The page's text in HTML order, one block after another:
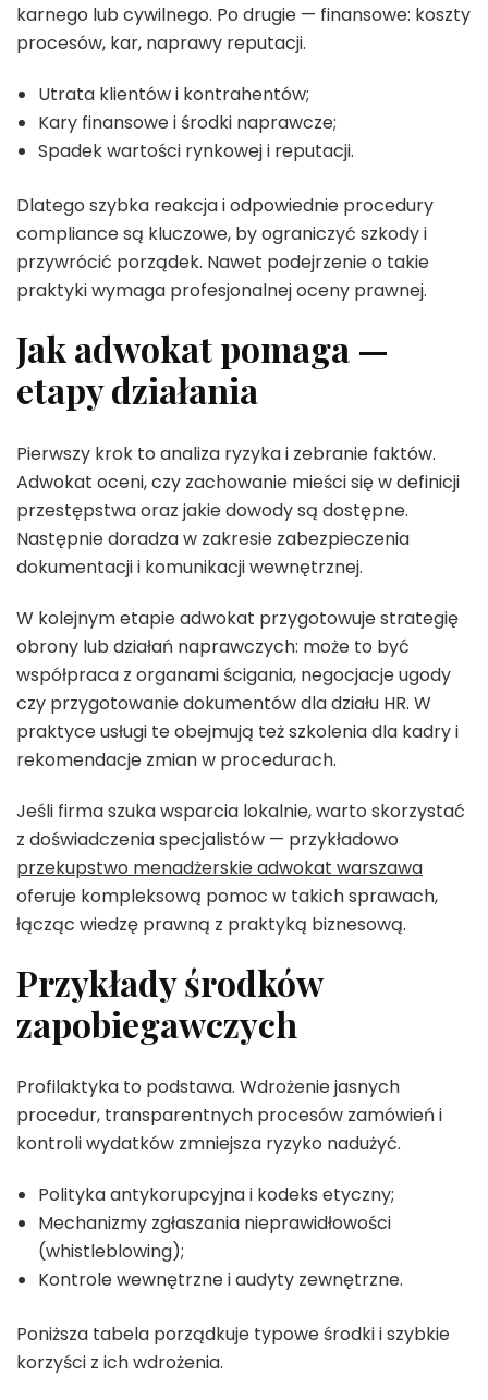
karnego lub cywilnego. Po drugie — finansowe: koszty
procesów, kar, naprawy reputacji.
Utrata klientów i kontrahentów;
Kary finansowe i środki naprawcze;
Spadek wartości rynkowej i reputacji.
Dlatego szybka reakcja i odpowiednie procedury
compliance są kluczowe, by ograniczyć szkody i
przywrócić porządek. Nawet podejrzenie o takie
praktyki wymaga profesjonalnej oceny prawnej.
Jak adwokat pomaga —
etapy działania
Pierwszy krok to analiza ryzyka i zebranie faktów.
Adwokat oceni, czy zachowanie mieści się w definicji
przestępstwa oraz jakie dowody są dostępne.
Następnie doradza w zakresie zabezpieczenia
dokumentacji i komunikacji wewnętrznej.
W kolejnym etapie adwokat przygotowuje strategię
obrony lub działań naprawczych: może to być
współpraca z organami ścigania, negocjacje ugody
czy przygotowanie dokumentów dla działu HR. W
praktyce usługi te obejmują też szkolenia dla kadry i
rekomendacje zmian w procedurach.
Jeśli firma szuka wsparcia lokalnie, warto skorzystać
z doświadczenia specjalistów — przykładowo
przekupstwo menadżerskie adwokat warszawa
oferuje kompleksową pomoc w takich sprawach,
łącząc wiedzę prawną z praktyką biznesową.
Przykłady środków
zapobiegawczych
Profilaktyka to podstawa. Wdrożenie jasnych
procedur, transparentnych procesów zamówień i
kontroli wydatków zmniejsza ryzyko nadużyć.
Polityka antykorupcyjna i kodeks etyczny;
Mechanizmy zgłaszania nieprawidłowości
(whistleblowing);
Kontrole wewnętrzne i audyty zewnętrzne.
Poniższa tabela porządkuje typowe środki i szybkie
korzyści z ich wdrożenia.